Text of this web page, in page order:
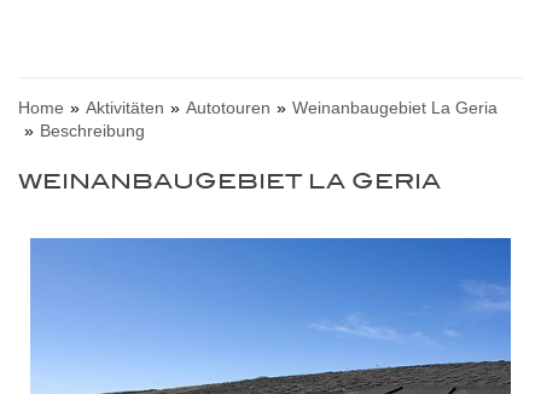
Home Aktivitäten Autotouren
Weinanbaugebiet La Geria
Beschreibung
WEINANBAUGEBIET LA GERIA